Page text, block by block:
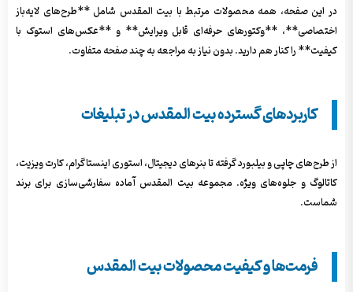
در این صفحه، همه محصولات مرتبط با بیت المقدس شامل **طرح‌های لایه‌باز
اختصاصی**، **وکتورهای حرفه‌ای قابل ویرایش** و **عکس‌های استوک با
کیفیت** را کنار هم دارید. بدون نیاز به مراجعه به چند صفحه متفاوت.
کاربردهای گسترده بیت المقدس در تبلیغات
از طرح‌های چاپی و بیلبورد گرفته تا بنرهای دیجیتال، استوری اینستاگرام، کارت ویزیت،
کاتالوگ و جلوه‌های ویژه. مجموعه بیت المقدس آماده سفارشی‌سازی برای برند
شماست.
فرمت‌ها و کیفیت محصولات بیت المقدس